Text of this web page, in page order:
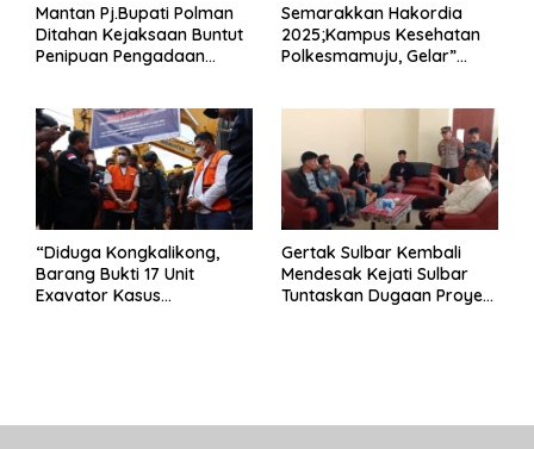
Mantan Pj.Bupati Polman
Ditahan Kejaksaan Buntut
Penipuan Pengadaan
Semarakkan Hakordia
2025;Kampus Kesehatan
Polkesmamuju, Gelar”
“Diduga Kongkalikong,
Barang Bukti 17 Unit
Exavator Kasus
Gertak Sulbar Kembali
Mendesak Kejati Sulbar
Tuntaskan Dugaan Proyek